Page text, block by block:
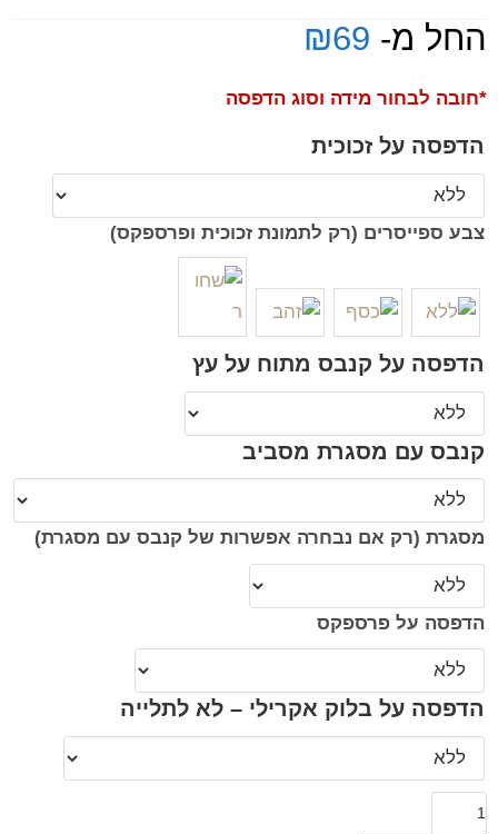
החל מ- ₪69
*חובה לבחור מידה וסוג הדפסה
הדפסה על זכוכית
צבע ספייסרים (רק לתמונת זכוכית ופרספקס)
הדפסה על קנבס מתוח על עץ
קנבס עם מסגרת מסביב
מסגרת (רק אם נבחרה אפשרות של קנבס עם מסגרת)
הדפסה על פרספקס
הדפסה על בלוק אקרילי – לא לתלייה